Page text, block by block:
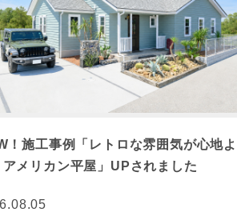
！施工事例「レトロな雰囲気が心地よ
アメリカン平屋」UPされました